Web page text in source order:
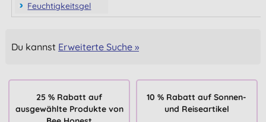
Feuchtigkeitsgel
Du kannst Erweiterte Suche »
25 % Rabatt auf
ausgewählte Produkte von
10 % Rabatt auf Sonnen-
und Reiseartikel